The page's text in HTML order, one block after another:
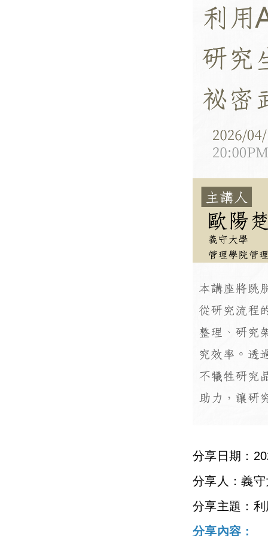
分享日期：
分享人：義
分享主題：
分享內容：